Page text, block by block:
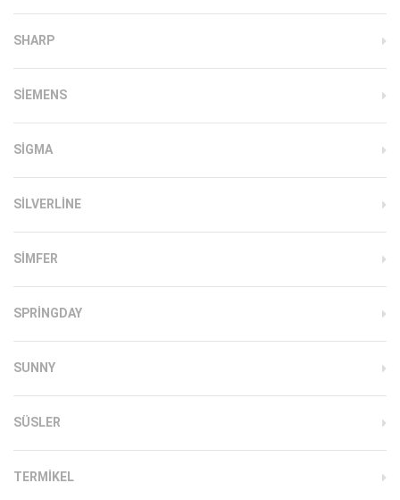
SHARP
SIEMENS
SIGMA
SILVERLINE
SIMFER
SPRINGDAY
SUNNY
SÜSLER
TERMIKEL